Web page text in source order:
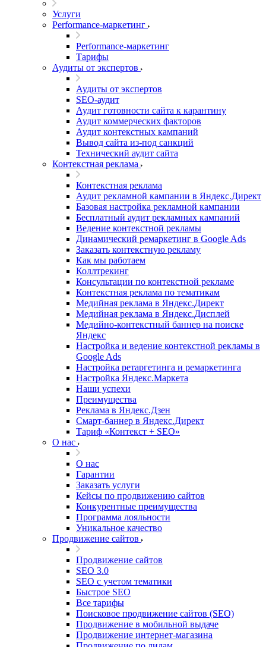
Услуги
Performance-маркетинг
Performance-маркетинг
Тарифы
Аудиты от экспертов
Аудиты от экспертов
SEO-аудит
Аудит готовности сайта к карантину
Аудит коммерческих факторов
Аудит контекстных кампаний
Вывод сайта из-под санкций
Технический аудит сайта
Контекстная реклама
Контекстная реклама
Аудит рекламной кампании в Яндекс.Директ
Базовая настройка рекламной кампании
Бесплатный аудит рекламных кампаний
Ведение контекстной рекламы
Динамический ремаркетинг в Google Ads
Заказать контекстную рекламу
Как мы работаем
Коллтрекинг
Консультации по контекстной рекламе
Контекстная реклама по тематикам
Медийная реклама в Яндекс.Директ
Медийная реклама в Яндекс.Дисплей
Медийно-контекстный баннер на поиске
Яндекс
Настройка и ведение контекстной рекламы в
Google Ads
Настройка ретаргетинга и ремаркетинга
Настройка Яндекс.Маркета
Наши успехи
Преимущества
Реклама в Яндекс.Дзен
Смарт-баннер в Яндекс.Директ
Тариф «Контекст + SEO»
О нас
О нас
Гарантии
Заказать услуги
Кейсы по продвижению сайтов
Конкурентные преимущества
Программа лояльности
Уникальное качество
Продвижение сайтов
Продвижение сайтов
SEO 3.0
SEO с учетом тематики
Быстрое SEO
Все тарифы
Поисковое продвижение сайтов (SEO)
Продвижение в мобильной выдаче
Продвижение интернет-магазина